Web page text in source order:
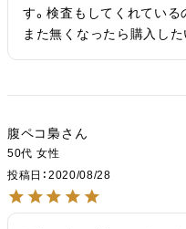
す。検査もしてくれている
また無くなったら購入した
腹ペコ梟
50代 女性
投稿日
2020/08/28